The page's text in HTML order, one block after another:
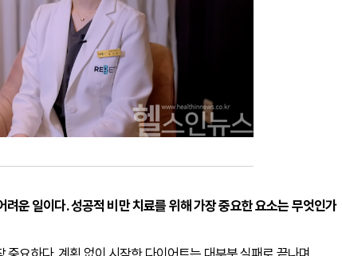
운 일이다. 성공적 비만 치료를 위해 가장 중요한 요소는 무엇인가